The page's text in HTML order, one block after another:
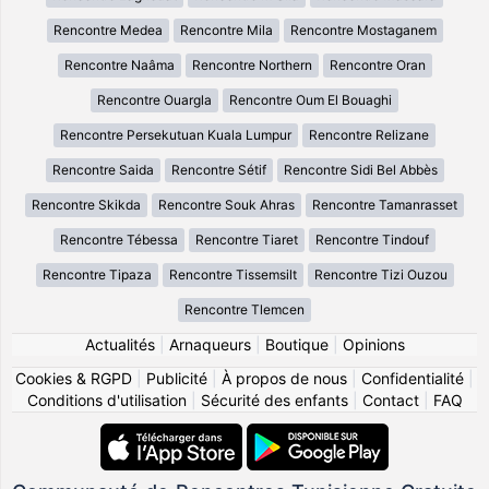
Rencontre Medea Rencontre Mila Rencontre Mostaganem
Rencontre Naâma Rencontre Northern Rencontre Oran
Rencontre Ouargla Rencontre Oum El Bouaghi
Rencontre Persekutuan Kuala Lumpur Rencontre Relizane
Rencontre Saida Rencontre Sétif Rencontre Sidi Bel Abbès
Rencontre Skikda Rencontre Souk Ahras Rencontre Tamanrasset
Rencontre Tébessa Rencontre Tiaret Rencontre Tindouf
Rencontre Tipaza Rencontre Tissemsilt Rencontre Tizi Ouzou
Rencontre Tlemcen
Actualités| Arnaqueurs| Boutique| Opinions
Cookies & RGPD
Publicité À propos de nous Confidentialité
Conditions d'utilisation| Sécurité des enfants| Contact| FAQ